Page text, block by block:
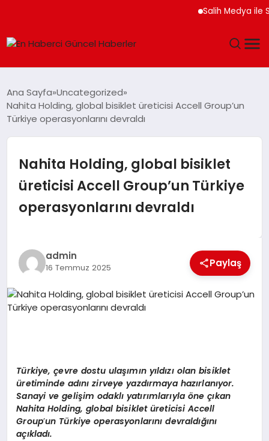
Salih Medya ile
SPOR
MAGAZIN
EKONOMI
EĞITIM
Ana Sayfa Uncategorized
Nahita Holding, global bisiklet üreticisi Accell Group’un
Türkiye operasyonlarını devraldı
Nahita Holding, global bisiklet
üreticisi Accell Group’un Türkiye
operasyonlarını devraldı
admin
16 Temmuz 2025 Paylaş
Türkiye, çevre dostu ulaşımın yıldızı olan bisiklet
üretiminde adını zirveye yazdırmaya hazırlanıyor.
Sanayi ve gelişim odaklı yatırımlarıyla öne çıkan
Nahita Holding, global bisiklet üreticisiAccell
Group’un Türkiye operasyonlarınıdevraldığını
açıkladı.